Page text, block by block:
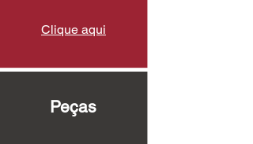
Clique aqui
Peças